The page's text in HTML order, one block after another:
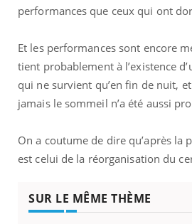
performances que ceux qui ont
Et les performances sont encore
tient probablement à l’existence
qui ne survient qu’en fin de nuit,
jamais le sommeil n’a été aussi
On a coutume de dire qu’après la
est celui de la réorganisation du
SUR LE MÊME THÈME
Chronique des Mains :
sujets qui sont faciles à aborder...